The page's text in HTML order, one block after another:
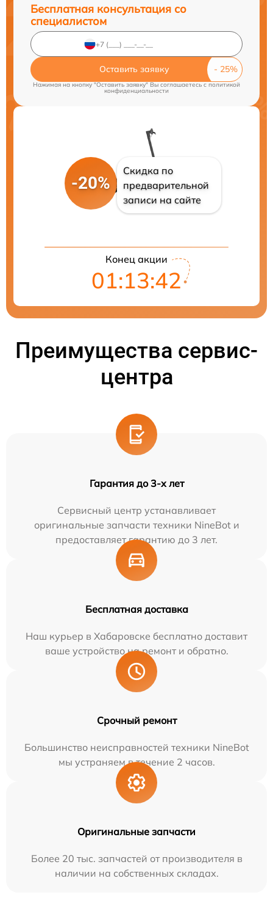
Бесплатная консультация со
специалистом
Оставить заявку
Нажимая на кнопку "Оставить заявку" Вы соглашаетесь c политикой
конфиденциальности
-20%
Скидка по
предварительной
записи на сайте
Конец акции
01:13:41
Преимущества сервис-
центра
Гарантия до 3-х лет
Сервисный центр устанавливает
оригинальные запчасти техники NineBot и
предоставляет гарантию до 3 лет.
Бесплатная доставка
Наш курьер в Хабаровске бесплатно доставит
ваше устройство на ремонт и обратно.
Срочный ремонт
Большинство неисправностей техники NineBot
мы устраняем в течение 2 часов.
Оригинальные запчасти
Более 20 тыс. запчастей от производителя в
наличии на собственных складах.